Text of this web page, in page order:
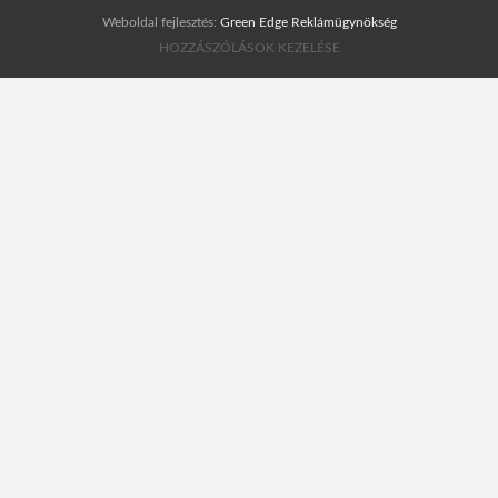
HOZZÁSZÓLÁSOK KEZELÉSE
Weboldal fejlesztés: Green Edge Reklámügynökség